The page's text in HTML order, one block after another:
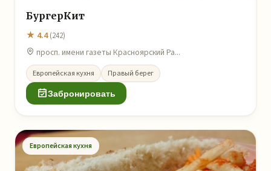
БургерКит
★ 4.4(242)
просп. имени газеты Красноярский Ра...
Европейская кухня Правый берег
Забронировать
Европейская кухня